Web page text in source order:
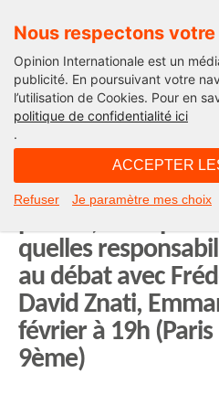
Nous respectons
Opinion Internationale est un
publicité. En poursuivant votre
l’utilisation de Cookies. Pour en
politique de confidentialité ici
.
ACCEPTER
Refuser Je paramètre mes choix
Actualité
Sécurité et cyber
quelles
au débat avec
David Znati,
février à 19h
9ème)